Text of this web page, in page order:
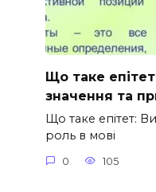
Що таке
значення та
Що таке епітет:
роль в мові
0 105